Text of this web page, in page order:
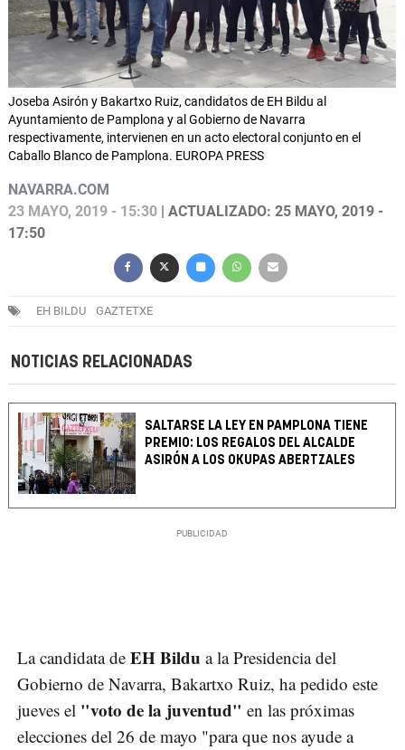
Joseba Asirón y Bakartxo Ruiz, candidatos de EH Bildu al
Ayuntamiento de Pamplona y al Gobierno de Navarra
respectivamente, intervienen en un acto electoral conjunto en el
Caballo Blanco de Pamplona. EUROPA PRESS
NAVARRA.COM
23 MAYO, 2019 - 15:30 | ACTUALIZADO: 25 MAYO, 2019 -
17:50
EH BILDU GAZTETXE
NOTICIAS RELACIONADAS
SALTARSE LA LEY EN PAMPLONA TIENE
PREMIO: LOS REGALOS DEL ALCALDE
ASIRÓN A LOS OKUPAS ABERTZALES
La candidata de EH Bildu a la Presidencia del
Gobierno de Navarra, Bakartxo Ruiz, ha pedido este
jueves el "voto de la juventud" en las próximas
elecciones del 26 de mayo "para que nos ayude a